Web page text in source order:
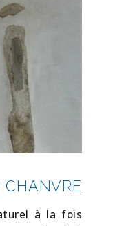
CHANVRE
à la fois